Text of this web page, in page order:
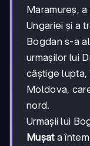
Maramureș,
Ungariei și a
Bogdan s-a
urmașilor lui
câștige lupta,
Moldova,
nord.
Urmașii lui
Mușata